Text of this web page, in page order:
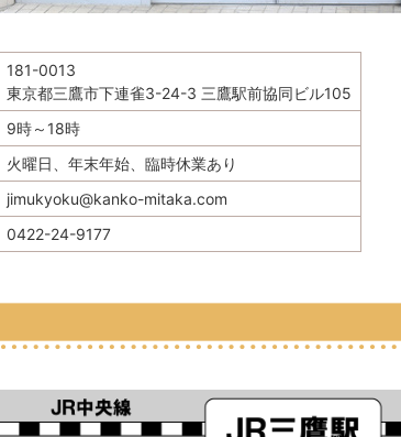
181-0013
東京都三鷹市下連雀3-24-3 三鷹駅前協同ビル105
9時～18時
火曜日、年末年始、臨時休業あり
jimukyoku@kanko-mitaka.com
0422-24-9177